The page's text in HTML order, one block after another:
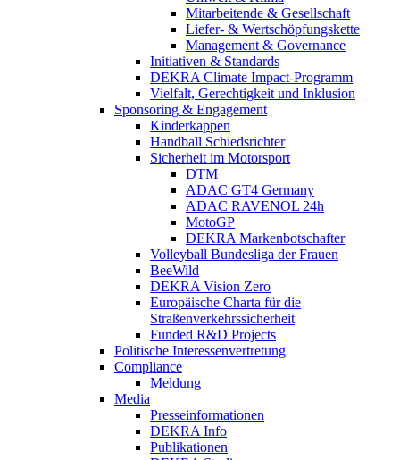
Mitarbeitende & Gesellschaft
Liefer- & Wertschöpfungskette
Management & Governance
Initiativen & Standards
DEKRA Climate Impact-Programm
Vielfalt, Gerechtigkeit und Inklusion​
Sponsoring & Engagement
Kinderkappen
Handball Schiedsrichter
Sicherheit im Motorsport
DTM
ADAC GT4 Germany
ADAC RAVENOL 24h
MotoGP
DEKRA Markenbotschafter
Volleyball Bundesliga der Frauen
BeeWild
DEKRA Vision Zero
Europäische Charta für die
Straßenverkehrssicherheit
Funded R&D Projects
Politische Interessenvertretung
Compliance
Meldung
Media
Presseinformationen
DEKRA Info
Publikationen